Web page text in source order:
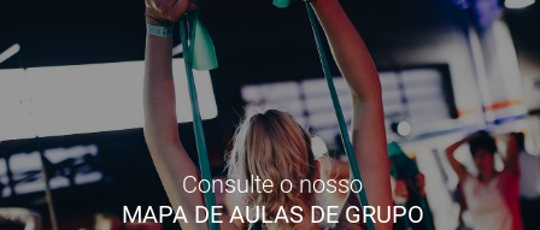
Consulte o nosso
MAPA DE AULAS DE GRUPO